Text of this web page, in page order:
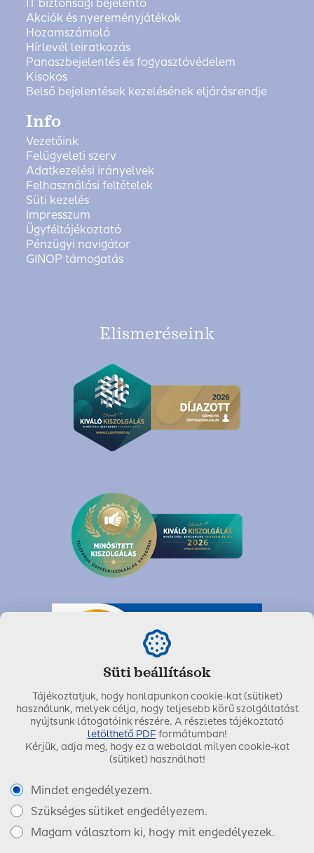
IT biztonsági bejelentő
Akciók és nyereményjátékok
Hozamszámoló
Hírlevél leiratkozás
Panaszbejelentés és fogyasztóvédelem
Kisokos
Belső bejelentések kezelésének eljárásrendje
Info
Vezetőink
Felügyeleti szerv
Adatkezelési irányelvek
Felhasználási feltételek
Süti kezelés
Impresszum
Ügyféltájékoztató
Pénzügyi navigátor
GINOP támogatás
Elismeréseink
Utolsó módosítás dátuma:2025. április 29.
Copyright © 2017 SIGNAL IDUNA Biztosító Zrt.
Süti beállítások
Tájékoztatjuk, hogy honlapunkon cookie-kat (sütiket)
használunk, melyek célja, hogy teljesebb körű szolgáltatást
nyújtsunk látogatóink részére. A részletes tájékoztató
letölthető PDF formátumban!
Kérjük, adja meg, hogy ez a weboldal milyen cookie-kat
(sütiket) használhat!
Mindet engedélyezem.
Szükséges sütiket engedélyezem.
Magam választom ki, hogy mit engedélyezek.